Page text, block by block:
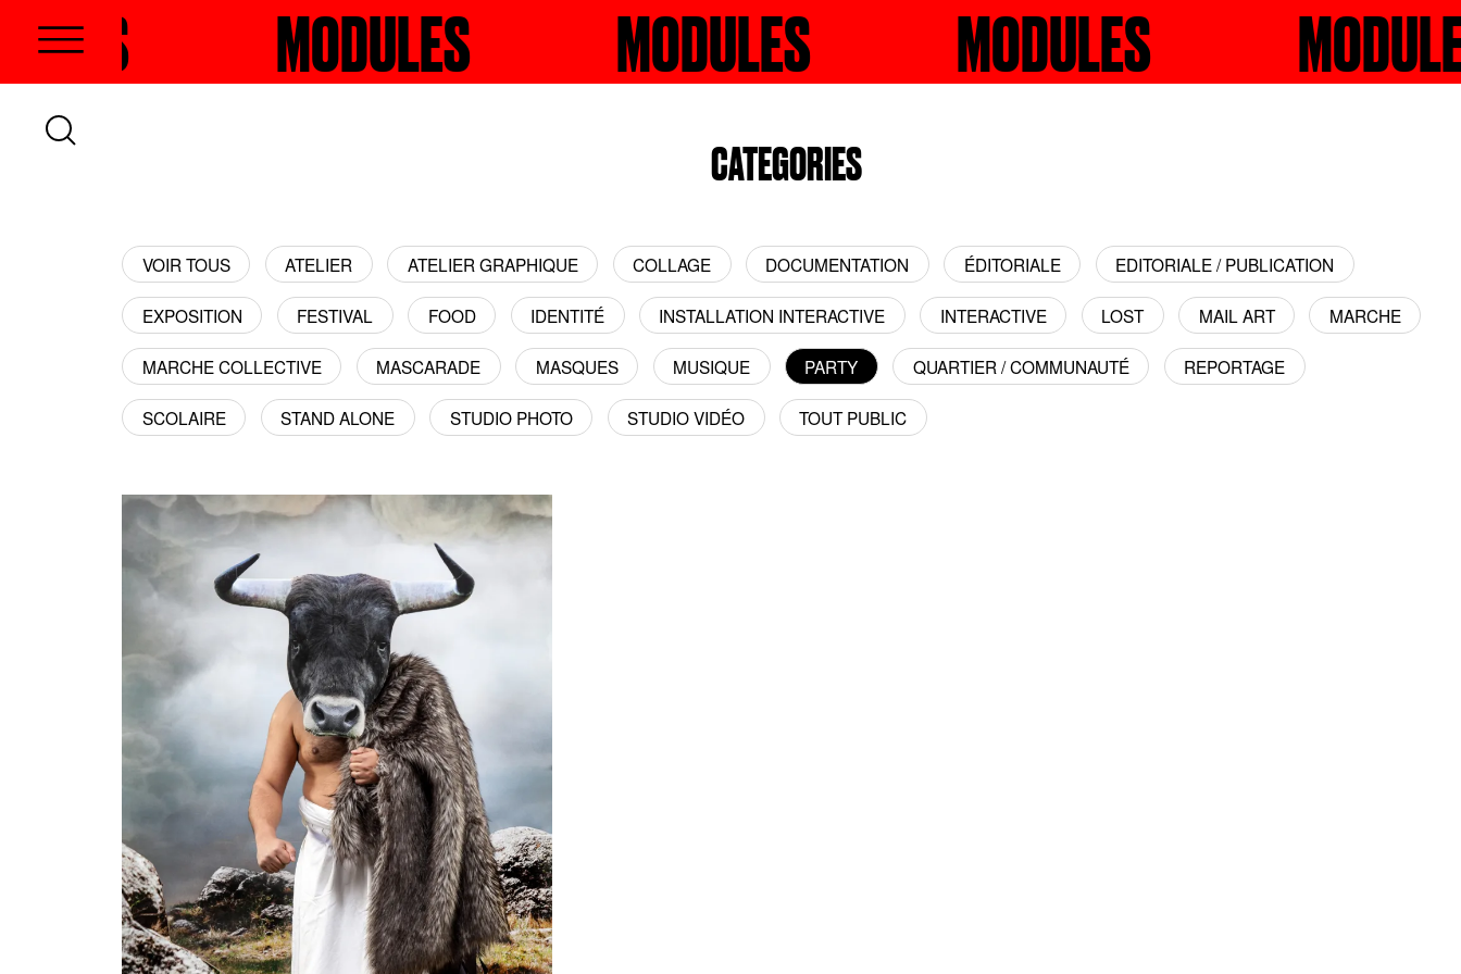
MODULES MODULES MODULES MODULES
RECHERCHER RECHERCHER RECHERCHER
CATEGORIES
VOIR TOUS ATELIER ATELIER GRAPHIQUE COLLAGE DOCUMENTATION ÉDITORIALE EDITORIALE / PUBLICATION
EXPOSITION FESTIVAL FOOD IDENTITÉ INSTALLATION INTERACTIVE INTERACTIVE LOST MAIL ART MARCHE
MARCHE COLLECTIVE MASCARADE MASQUES MUSIQUE PARTY QUARTIER / COMMUNAUTÉ REPORTAGE
SCOLAIRE STAND ALONE STUDIO PHOTO STUDIO VIDÉO TOUT PUBLIC